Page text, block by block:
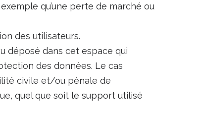
qu’une perte de marché ou
des utilisateurs.
déposé dans cet espace qui
des données. Le cas
civile et/ou pénale de
quel que soit le support utilisé